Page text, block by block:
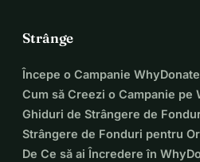
Strânge
Începe o Campanie WhyDonate
Cum să Creezi o Campanie pe
Ghiduri de Strângere de
Strângere de Fonduri pentru
De Ce să ai Încredere în